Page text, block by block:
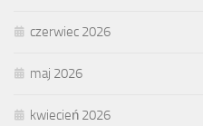
czerwiec 2026
maj 2026
kwiecień 2026